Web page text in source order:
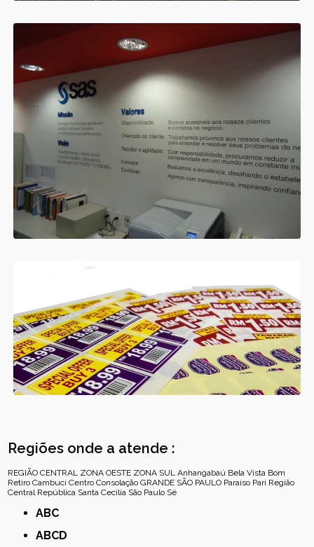
Regiões onde a atende :
REGIÃO CENTRAL ZONA OESTE ZONA SUL Anhangabaú Bela Vista Bom
Retiro Cambuci Centro Consolação GRANDE SÃO PAULO Paraíso Pari Região
Central República Santa Cecília São Paulo Sé
ABC
ABCD